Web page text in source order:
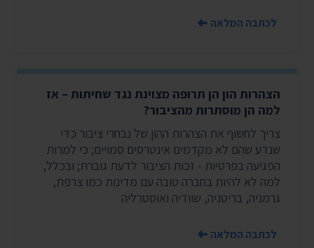
לכתבה המלאה
הצהרות הון הן תרופה מצוינת נגד שחיתות – אז
למה הן מוסתרות מהציבור?
צריך לחשוף את הצהרות ההון של נבחרי ציבור כדי
שנדע שהם לא מקדמים אינטרסים סמויים; כי למרות
הפגיעה בפרטיות - זכות הציבור לדעת גוברת; ובכלל,
למה לא להיות בחברה טובה עם מדינות כמו צרפת,
גרמניה, בריטניה, שוודיה ואוסטרליה
לכתבה המלאה